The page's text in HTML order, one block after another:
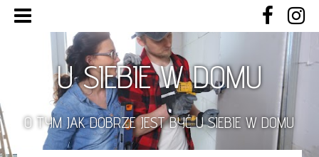
U SIEBIE W DOMU
O TYM JAK DOBRZE JEST BYĆ U SIEBIE W DOMU